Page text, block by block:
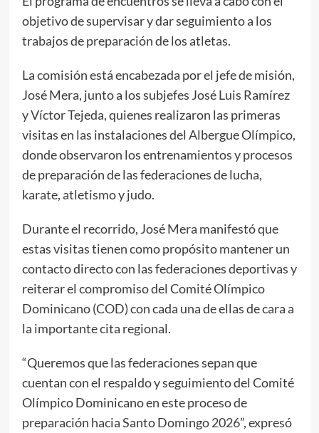
objetivo de supervisar y dar seguimiento a los
trabajos de preparación de los atletas.
La comisión está encabezada por el jefe de misión,
José Mera, junto a los subjefes José Luis Ramírez
y Víctor Tejeda, quienes realizaron las primeras
visitas en las instalaciones del Albergue Olímpico,
donde observaron los entrenamientos y procesos
de preparación de las federaciones de lucha,
karate, atletismo y judo.
Durante el recorrido, José Mera manifestó que
estas visitas tienen como propósito mantener un
contacto directo con las federaciones deportivas y
reiterar el compromiso del Comité Olímpico
Dominicano (COD) con cada una de ellas de cara a
la importante cita regional.
“Queremos que las federaciones sepan que
cuentan con el respaldo y seguimiento del Comité
Olímpico Dominicano en este proceso de
preparación hacia Santo Domingo 2026”, expresó